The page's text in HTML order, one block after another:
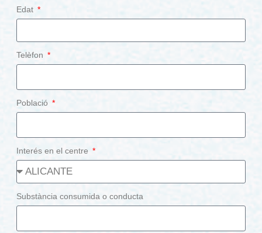
Edat
Telèfon
Població
Interés en el centre
Substància consumida o conducta